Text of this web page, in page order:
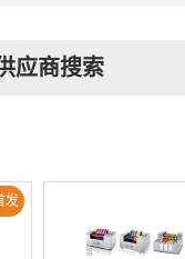
应商搜索
发